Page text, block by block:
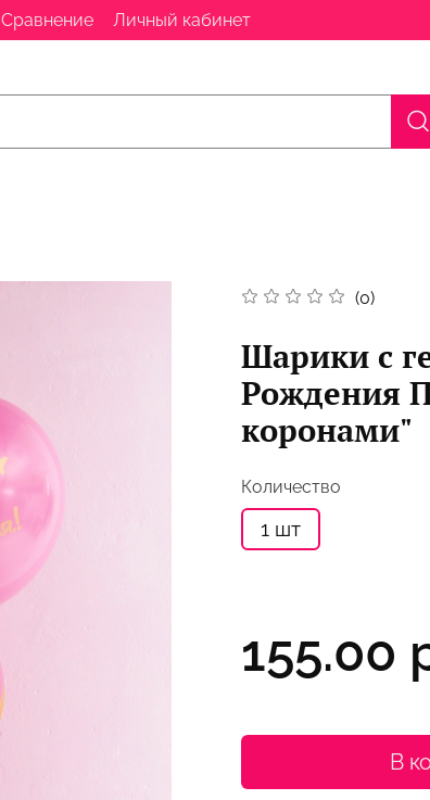
Сравнение Личный кабинет
(0)
Шарики с
Рождения
коронами"
Количество
1 шт
155.00
В